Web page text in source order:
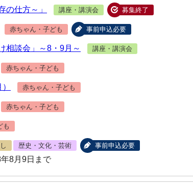
の仕方～」
講座・講演会 募集終了
赤ちゃん・子ども 事前申込必要
相談会」～8・9月～ 講座・講演会
赤ちゃん・子ども
赤ちゃん・子ども
赤ちゃん・子ども
も
歴史・文化・芸術
事前申込必要
8月9日まで